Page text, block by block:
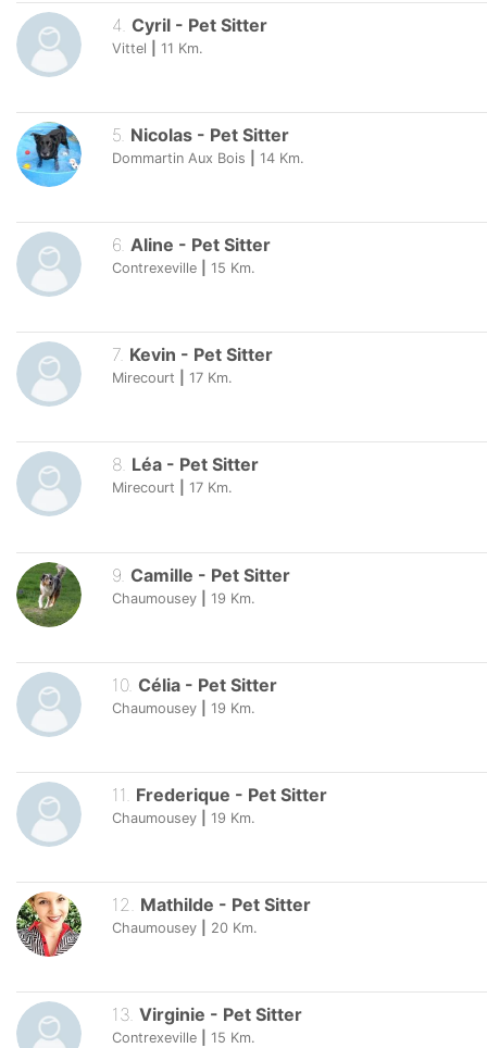
4 Cyril - Pet Sitter
Vittel 11 Km.
5 Nicolas - Pet Sitter
Dommartin Aux Bois 14 Km.
6. Aline - Pet Sitter
Contrexeville 15 Km.
7. Kevin - Pet Sitter
Mirecourt 17 Km.
8. Léa - Pet Sitter
Mirecourt 17 Km.
9 Camille - Pet Sitter
Chaumousey 19 Km.
10. Célia - Pet Sitter
Chaumousey 19 Km.
11 Frederique - Pet Sitter
Chaumousey 19 Km.
12. Mathilde - Pet Sitter
Chaumousey 20 Km.
13. Virginie - Pet Sitter
Contrexeville 15 Km.